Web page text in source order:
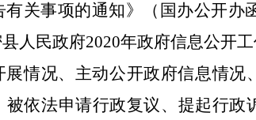
关事项的通知》（国办公开办
人民政府2020年政府信息公开工
展情况、主动公开政府信息情况
依法申请行政复议、提起行政